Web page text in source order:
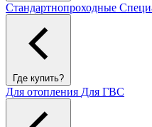
Стандартнопроходные
Где купить?
Для отопления Для ГВС